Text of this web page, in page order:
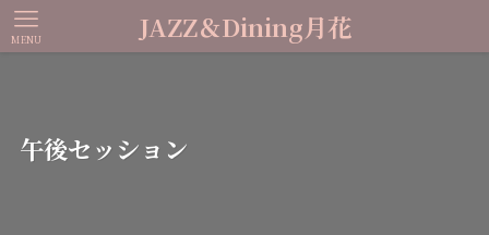
JAZZ＆Dining月花
MENU
午後セッション